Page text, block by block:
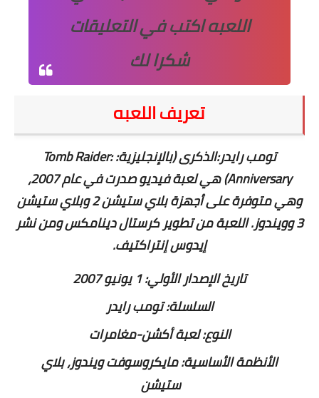
اللعبه اكتب في التعليقات
شكرا لك
تعريف اللعبه
تومب رايدر:الذكرى (بالإنجليزية: Tomb Raider:
Anniversary) هي لعبة فيديو صدرت في عام 2007،
وهي متوفرة على أجهزة بلاي ستيشن 2 وبلاي ستيشن
3 وويندوز. اللعبة من تطوير كرستال دينامكس ومن نشر
إيدوس إنتراكتيف.
تاريخ الإصدار الأولي:1 يونيو 2007
السلسلة:تومب رايدر
النوع:لعبة أكشن-مغامرات
الأنظمة الأساسية:مايكروسوفت ويندوز، بلاي
ستيشن